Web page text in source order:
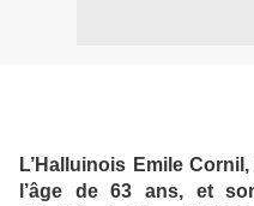
L’Halluinois Emile
l’âge de 63 ans, et